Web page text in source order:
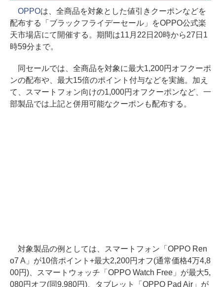
OPPOは、全商品を対象とした値引きクーポンなどを
配布する「ブラックフライデーセール」をOPPO公式楽
天市場店にて開催する。期間は11月22日20時から27日1
時59分まで。
同セールでは、全商品を対象に最大1,200円オフクーポ
ンの配布や、最大15倍のポイント付与などを実施。加え
て、スマートフォン向けの1,000円オフクーポンなど、一
部製品では上記と併用可能なクーポンも配布する。
対象製品の例としては、スマートフォン「OPPO Ren
o7 A」が10倍ポイント+最大2,200円オフ(通常価格4万4,8
00円)、スマートウォッチ「OPPO Watch Free」が最大5,
080円オフ(同9,980円)、タブレット「OPPO Pad Air」が